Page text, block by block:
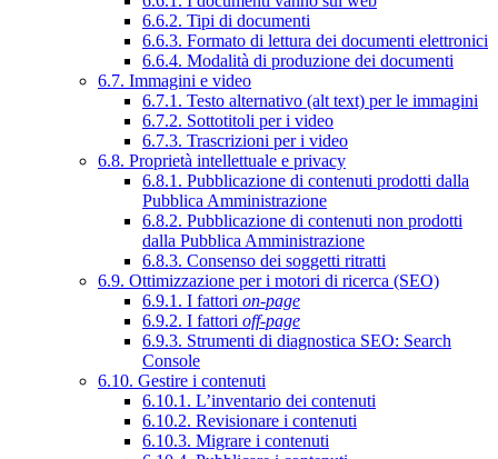
6.6.2. Tipi di documenti
6.6.3. Formato di lettura dei documenti elettronici
6.6.4. Modalità di produzione dei documenti
6.7. Immagini e video
6.7.1. Testo alternativo (alt text) per le immagini
6.7.2. Sottotitoli per i video
6.7.3. Trascrizioni per i video
6.8. Proprietà intellettuale e privacy
6.8.1. Pubblicazione di contenuti prodotti dalla
Pubblica Amministrazione
6.8.2. Pubblicazione di contenuti non prodotti
dalla Pubblica Amministrazione
6.8.3. Consenso dei soggetti ritratti
6.9. Ottimizzazione per i motori di ricerca (SEO)
6.9.1. I fattori on-page
6.9.2. I fattori off-page
6.9.3. Strumenti di diagnostica SEO: Search
Console
6.10. Gestire i contenuti
6.10.1. L’inventario dei contenuti
6.10.2. Revisionare i contenuti
6.10.3. Migrare i contenuti